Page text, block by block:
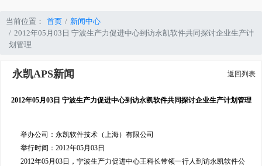
当前位置： 首页
新闻中心
2012年05月03日 宁波生产力促进中心到访永凯软件共同探讨企业生产计
划管理
永凯APS新闻 返回列表
2012年05月03日 宁波生产力促进中心到访永凯软件共同探讨企业生产计划管理
举办公司：永凯软件技术（上海）有限公司
举行时间：2012年05月03日
2012年05月03日，宁波生产力促进中心王科长带领一行人到访永凯软件公